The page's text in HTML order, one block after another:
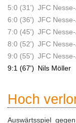
5:0 (31') JFC
6:0 (36') JFC
7:0 (45') JFC
8:0 (52') JFC
9:0 (55') JFC
9:1 (67') Nils Möller
Hoch
Auswärtsspiel